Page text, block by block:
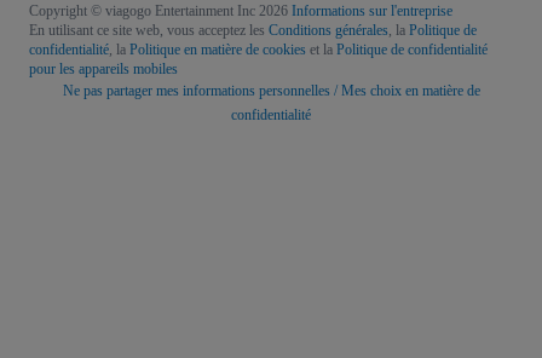
Copyright © viagogo Entertainment Inc 2026 Informations sur l'entreprise
En utilisant ce site web, vous acceptez les Conditions générales , la Politique de
confidentialité , la Politique en matière de cookies et la Politique de confidentialité
pour les appareils mobiles
Ne pas partager mes informations personnelles / Mes choix en matière de
confidentialité